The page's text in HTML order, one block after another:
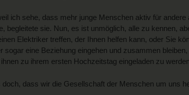
ich sehe, dass mehr junge Menschen aktiv für
begleitete sie. Nun, es ist unmöglich, alle zu kennen,
Elektriker treffen, der Ihnen helfen kann, oder Sie
sogar eine Beziehung eingehen und zusammen
zu ihrem ersten Hochzeitstag eingeladen zu
doch, dass wir die Gesellschaft der Menschen um uns